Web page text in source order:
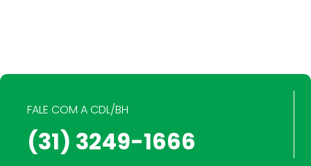
FALE COM A CDL/BH
(31) 3249-1666